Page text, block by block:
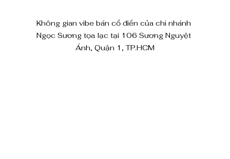
Không gian vibe bán cổ điển của chi nhánh
Ngọc Sương tọa lạc tại 106 Sương Nguyệt
Ánh, Quận 1, TP.HCM